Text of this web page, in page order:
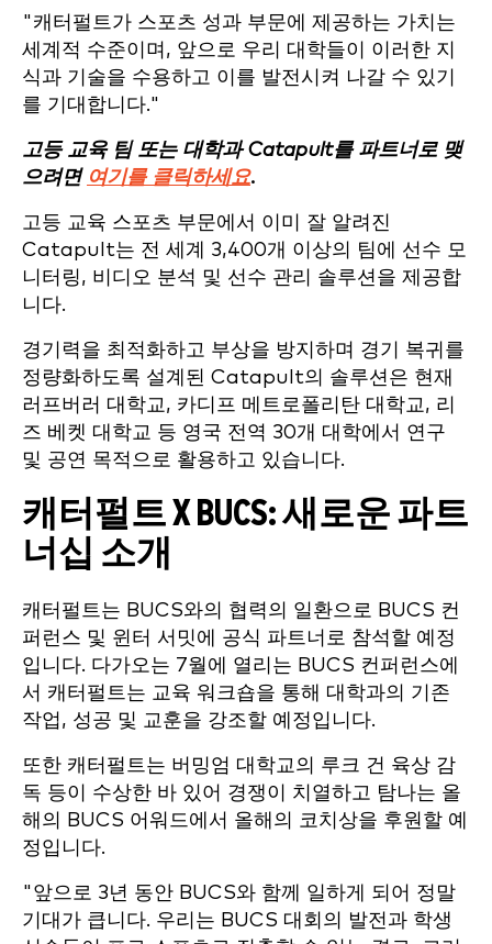
"캐터펄트가 스포츠 성과 부문에 제공하는 가치는
세계적 수준이며, 앞으로 우리 대학들이 이러한 지
식과 기술을 수용하고 이를 발전시켜 나갈 수 있기
를 기대합니다."
고등 교육 팀 또는 대학과 Catapult를 파트너로 맺
으려면 여기를 클릭하세요.
고등 교육 스포츠 부문에서 이미 잘 알려진
Catapult는 전 세계 3,400개 이상의 팀에 선수 모
니터링, 비디오 분석 및 선수 관리 솔루션을 제공합
니다.
경기력을 최적화하고 부상을 방지하며 경기 복귀를
정량화하도록 설계된 Catapult의 솔루션은 현재
러프버러 대학교, 카디프 메트로폴리탄 대학교, 리
즈 베켓 대학교 등 영국 전역 30개 대학에서 연구
및 공연 목적으로 활용하고 있습니다.
캐터펄트 X BUCS: 새로운 파트
너십 소개
캐터펄트는 BUCS와의 협력의 일환으로 BUCS 컨
퍼런스 및 윈터 서밋에 공식 파트너로 참석할 예정
입니다. 다가오는 7월에 열리는 BUCS 컨퍼런스에
서 캐터펄트는 교육 워크숍을 통해 대학과의 기존
작업, 성공 및 교훈을 강조할 예정입니다.
또한 캐터펄트는 버밍엄 대학교의 루크 건 육상 감
독 등이 수상한 바 있어 경쟁이 치열하고 탐나는 올
해의 BUCS 어워드에서 올해의 코치상을 후원할 예
정입니다.
"앞으로 3년 동안 BUCS와 함께 일하게 되어 정말
기대가 큽니다. 우리는 BUCS 대회의 발전과 학생